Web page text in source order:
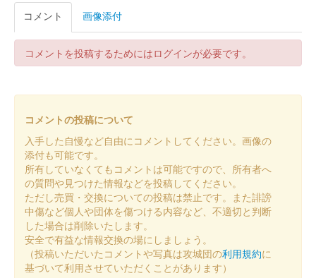
北条高広版
前橋城 御城印
前橋城 御城印
前橋城 御城印 令和七年秋限定版
前橋城 御城印 復元図版
コメント 画像添付
コメントを投稿するためにはログインが必要です。
コメントの投稿について
入手した自慢など自由にコメントしてください。画像の
添付も可能です。
所有していなくてもコメントは可能ですので、所有者へ
の質問や見つけた情報などを投稿してください。
ただし売買・交換についての投稿は禁止です。また誹謗
中傷など個人や団体を傷つける内容など、不適切と判断
した場合は削除いたします。
安全で有益な情報交換の場にしましょう。
（投稿いただいたコメントや写真は攻城団の利用規約に
基づいて利用させていただくことがあります）